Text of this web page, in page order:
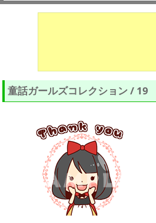
童話ガールズコレクション / 19